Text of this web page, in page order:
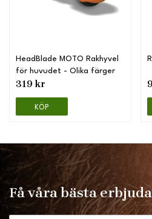
HeadBlade MOTO Rakhyvel
för huvudet - Olika färger
319 kr
KÖP
Få våra bästa